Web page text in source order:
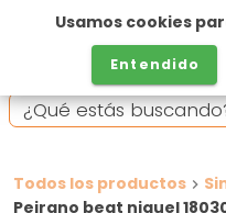
Todos los productos
Peirano beat niquel
Usamos cookies
Entendido